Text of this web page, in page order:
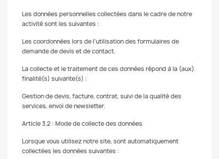
Les données personnelles collectées dans le cadre de notre
activité sont les suivantes :
Les coordonnées lors de l'utilisation des formulaires de
demande de devis et de contact.
La collecte et le traitement de ces données répond à la (aux)
finalité(s) suivante(s) :
Gestion de devis, facture, contrat, suivi de la qualité des
services, envoi de newsletter.
Article 3.2 : Mode de collecte des données
Lorsque vous utilisez notre site, sont automatiquement
collectées les données suivantes :